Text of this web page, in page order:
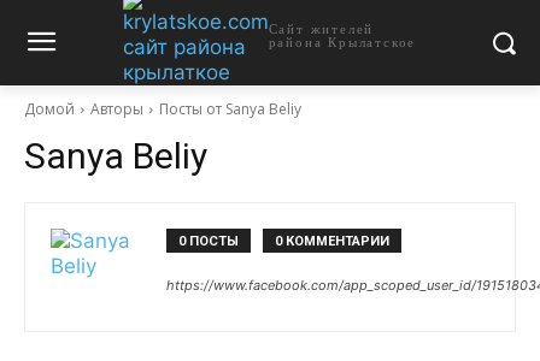
Сайт жителей
района Крылатское
Домой Авторы Посты от Sanya Beliy
Sanya Beliy
0 ПОСТЫ 0 КОММЕНТАРИИ
https://www.facebook.com/app_scoped_user_id/